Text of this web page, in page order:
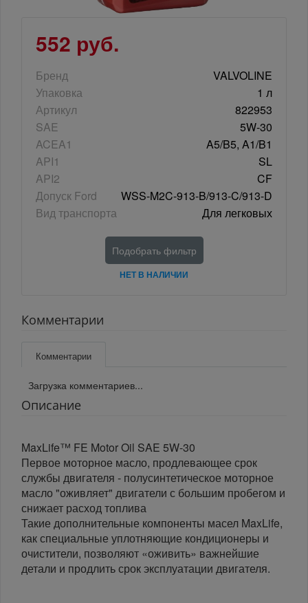
552 руб.
Бренд
VALVOLINE
Упаковка
1 л
Артикул
822953
SAE
5W-30
ACEA1
A5/B5, A1/B1
API1
SL
API2
CF
Допуск Ford
WSS-M2C-913-B/913-C/913-D
Вид транспорта
Для легковых
Подобрать фильтр
НЕТ В НАЛИЧИИ
Комментарии
Комментарии
Загрузка комментариев...
Описание
MaxLife™ FE Motor Oil SAE 5W-30
Первое моторное масло, продлевающее срок
службы двигателя - полусинтетическое моторное
масло "оживляет" двигатели с большим пробегом и
снижает расход топлива
Такие дополнительные компоненты масел MaxLife,
как специальные уплотняющие кондиционеры и
очистители, позволяют «оживить» важнейшие
детали и продлить срок эксплуатации двигателя.